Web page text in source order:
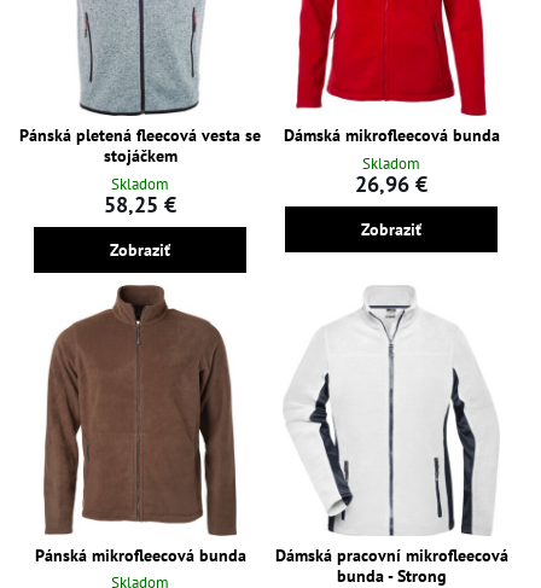
Pánská pletená fleecová vesta se
stojáčkem
Skladom
58,25 €
Zobraziť
Dámská mikrofleecová bunda
Skladom
26,96 €
Zobraziť
Pánská mikrofleecová bunda
Skladom
Dámská pracovní mikrofleecová
bunda - Strong